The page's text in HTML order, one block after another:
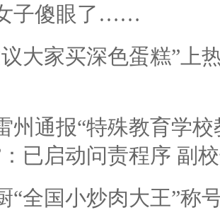
子傻眼了……
大家买深色蛋糕”上
州通报“特殊教育学
已启动问责程序 副
“全国小炒肉大王”称